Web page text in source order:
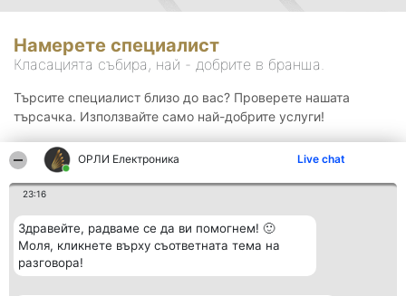
ОРЛИ Електроника Live chat
23:16
Здравейте, радваме се да ви помогнем! 🙂
Моля, кликнете върху съответната тема на
разговора!
Намерете специалист
Класацията събира, най - добрите в бранша.
Търсите специалист близо до вас? Проверете нашата
търсачка. Използвайте само най-добрите услуги!